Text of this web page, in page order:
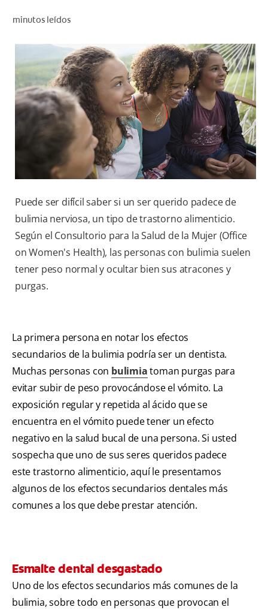
PARA PROFESIONALES
CUPONES
DÓNDE COMPRAR
BO (ES)
minutos leídos
Puede ser difícil saber si un ser querido padece de
bulimia nerviosa, un tipo de trastorno alimenticio.
Según el Consultorio para la Salud de la Mujer (Office
on Women's Health), las personas con bulimia suelen
tener peso normal y ocultar bien sus atracones y
purgas.
La primera persona en notar los efectos
secundarios de la bulimia podría ser un dentista.
Muchas personas con bulimiatoman purgas para
evitar subir de peso provocándose el vómito. La
exposición regular y repetida al ácido que se
encuentra en el vómito puede tener un efecto
negativo en la salud bucal de una persona. Si usted
sospecha que uno de sus seres queridos padece
este trastorno alimenticio, aquí le presentamos
algunos de los efectos secundarios dentales más
comunes a los que debe prestar atención.
Esmalte dental desgastado
Uno de los efectos secundarios más comunes de la
bulimia, sobre todo en personas que provocan el